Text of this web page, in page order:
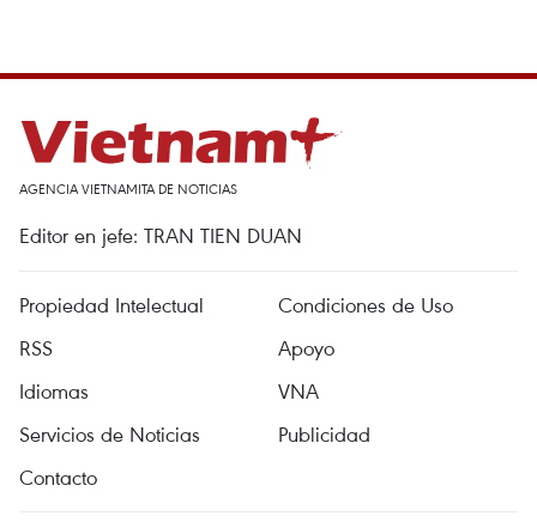
AGENCIA VIETNAMITA DE NOTICIAS
Editor en jefe: TRAN TIEN DUAN
Propiedad Intelectual
Condiciones de Uso
RSS
Apoyo
Idiomas
VNA
Servicios de Noticias
Publicidad
Contacto